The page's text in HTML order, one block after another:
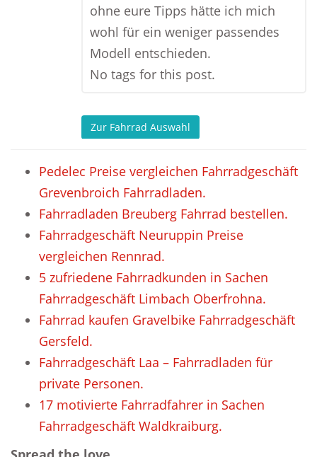
ohne eure Tipps hätte ich mich
wohl für ein weniger passendes
Modell entschieden.
No tags for this post.
Zur Fahrrad Auswahl
Pedelec Preise vergleichen Fahrradgeschäft
Grevenbroich Fahrradladen.
Fahrradladen Breuberg Fahrrad bestellen.
Fahrradgeschäft Neuruppin Preise
vergleichen Rennrad.
5 zufriedene Fahrradkunden in Sachen
Fahrradgeschäft Limbach Oberfrohna.
Fahrrad kaufen Gravelbike Fahrradgeschäft
Gersfeld.
Fahrradgeschäft Laa – Fahrradladen für
private Personen.
17 motivierte Fahrradfahrer in Sachen
Fahrradgeschäft Waldkraiburg.